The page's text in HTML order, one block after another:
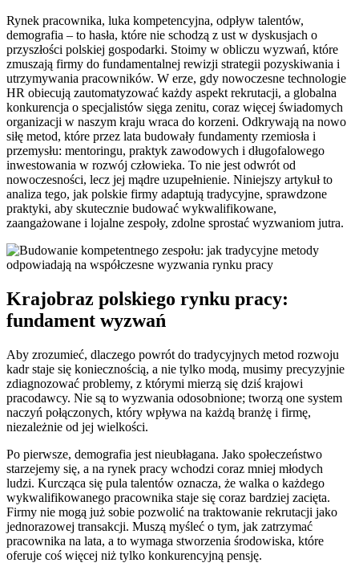
Rynek pracownika, luka kompetencyjna, odpływ talentów,
demografia – to hasła, które nie schodzą z ust w dyskusjach o
przyszłości polskiej gospodarki. Stoimy w obliczu wyzwań, które
zmuszają firmy do fundamentalnej rewizji strategii pozyskiwania i
utrzymywania pracowników. W erze, gdy nowoczesne technologie
HR obiecują zautomatyzować każdy aspekt rekrutacji, a globalna
konkurencja o specjalistów sięga zenitu, coraz więcej świadomych
organizacji w naszym kraju wraca do korzeni. Odkrywają na nowo
siłę metod, które przez lata budowały fundamenty rzemiosła i
przemysłu: mentoringu, praktyk zawodowych i długofalowego
inwestowania w rozwój człowieka. To nie jest odwrót od
nowoczesności, lecz jej mądre uzupełnienie. Niniejszy artykuł to
analiza tego, jak polskie firmy adaptują tradycyjne, sprawdzone
praktyki, aby skutecznie budować wykwalifikowane,
zaangażowane i lojalne zespoły, zdolne sprostać wyzwaniom jutra.
Krajobraz polskiego rynku pracy:
fundament wyzwań
Aby zrozumieć, dlaczego powrót do tradycyjnych metod rozwoju
kadr staje się koniecznością, a nie tylko modą, musimy precyzyjnie
zdiagnozować problemy, z którymi mierzą się dziś krajowi
pracodawcy. Nie są to wyzwania odosobnione; tworzą one system
naczyń połączonych, który wpływa na każdą branżę i firmę,
niezależnie od jej wielkości.
Po pierwsze, demografia jest nieubłagana. Jako społeczeństwo
starzejemy się, a na rynek pracy wchodzi coraz mniej młodych
ludzi. Kurcząca się pula talentów oznacza, że walka o każdego
wykwalifikowanego pracownika staje się coraz bardziej zacięta.
Firmy nie mogą już sobie pozwolić na traktowanie rekrutacji jako
jednorazowej transakcji. Muszą myśleć o tym, jak zatrzymać
pracownika na lata, a to wymaga stworzenia środowiska, które
oferuje coś więcej niż tylko konkurencyjną pensję.